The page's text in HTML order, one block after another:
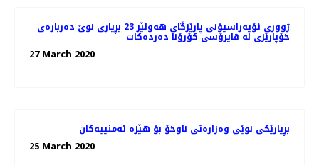
ژووری ئۆپەراسیۆنی پارێزگای هەولێر 23 بڕیاری نوێ‌ دەربارەی
خۆپارێزی لە ڤایرۆسی كۆرۆنا دەردەكات
27 March 2020
بڕیارێكی نوێی وەزارەتی ناوخۆ بۆ هێزە ئەمنییەكان
25 March 2020